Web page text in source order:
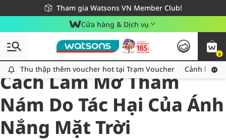
Tham gia Watsons VN Member Club!
Miễn phí giao hàng cho đơn hàng từ 249,000Đ
Giao hàng nhanh 24h - Áp dụng khu vực TP. Hồ Chí Minh
Cửa hàng & Dịch vụ
0
Thu thập thêm voucher hot tại Trạm Voucher
Thu thập thêm voucher hot tại Trạm Voucher Cảnh báo
All
Chăm Sóc Cá Nhân
Cách Làm Mờ Thâm
Nám Do Tác Hại Của Ánh
Nắng Mặt Trời